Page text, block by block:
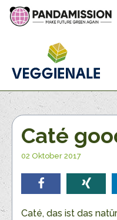
Caté
02 Oktober 2017
teilen teilen
Caté, das ist das